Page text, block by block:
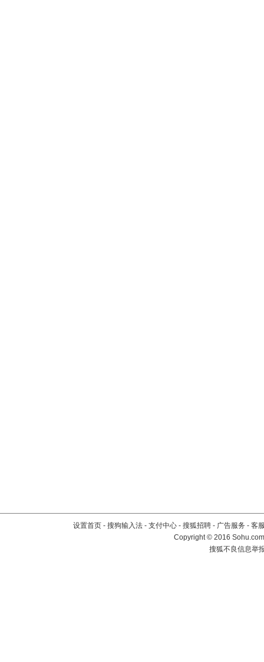
设置首页 - 搜狗输入法 - 支付中心 - 搜狐招聘 - 广告服务 - 客
Copyright©2016
搜狐不良信息举